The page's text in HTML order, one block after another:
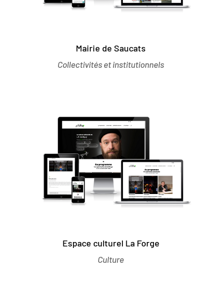
Mairie de Saucats
Collectivités et institutionnels
Espace culturel La Forge
Culture